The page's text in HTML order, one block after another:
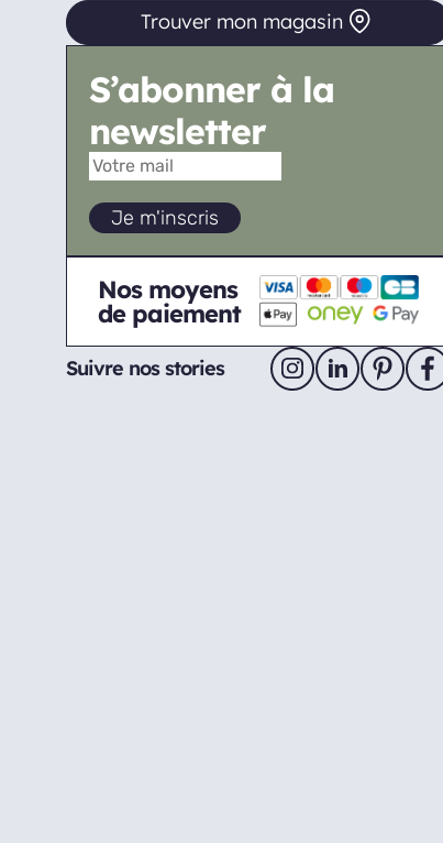
Trouver mon magasin
S’abonner à la
newsletter
Nos moyens
de paiement
Suivre nos stories